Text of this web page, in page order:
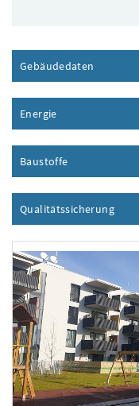
Gebäudedaten
Energie
Baustoffe
Qualitätssicherung